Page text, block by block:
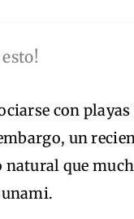
con
un
que